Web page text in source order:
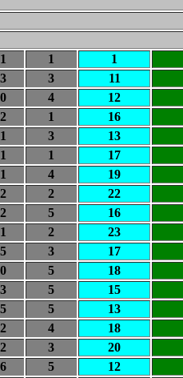
1 1 1
3 3 11
0 4 12
2 1 16
1 3 13
1 1 17
1 4 19
2 2 22
2 5 16
1 2 23
5 3 17
0 5 18
3 5 15
5 5 13
2 4 18
2 3 20
6 5 12